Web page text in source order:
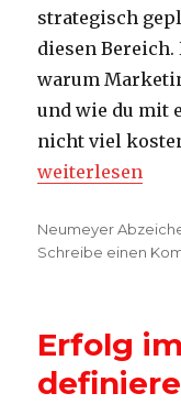
strategisch
diesen
warum
und wie du mit
nicht viel
„5 günstige
weiterlesen
Autor
Neumeyer
Schreibe einen
Erfolg